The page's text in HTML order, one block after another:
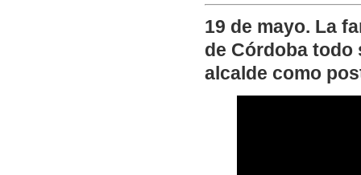
19 de mayo. La
de Córdoba todo
alcalde como